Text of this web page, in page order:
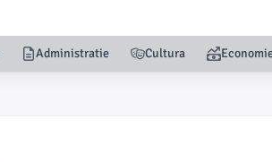
Administratie Cultura